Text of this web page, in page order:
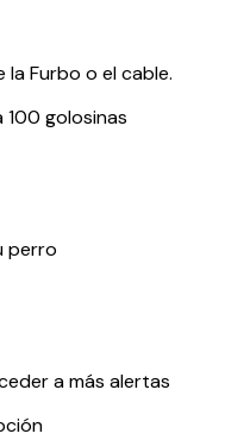
Furbo o el cable.
golosinas
perro
a más alertas